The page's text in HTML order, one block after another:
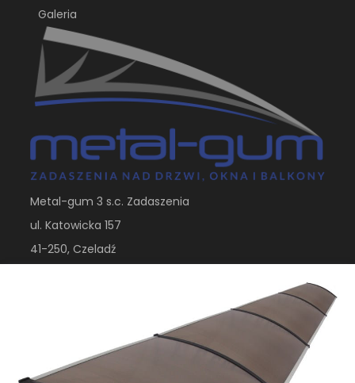
Galeria
Metal-gum 3 s.c. Zadaszenia
ul. Katowicka 157
41-250, Czeladź